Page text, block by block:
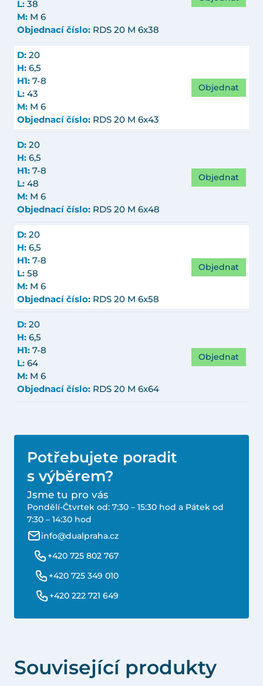
L: 38
M: M 6
Objednací číslo: RDS 20 M 6x38
D: 20
H: 6,5
H1: 7-8
L: 43
M: M 6
Objednací číslo: RDS 20 M 6x43
Objednat
D: 20
H: 6,5
H1: 7-8
L: 48
M: M 6
Objednací číslo: RDS 20 M 6x48
Objednat
D: 20
H: 6,5
H1: 7-8
L: 58
M: M 6
Objednací číslo: RDS 20 M 6x58
Objednat
D: 20
H: 6,5
H1: 7-8
L: 64
M: M 6
Objednací číslo: RDS 20 M 6x64
Objednat
Potřebujete poradit
s výběrem?
Jsme tu pro vás
Pondělí-Čtvrtek od: 7:30 – 15:30 hod a Pátek od
7:30 – 14:30 hod
info@dualpraha.cz
+420 725 802 767
+420 725 349 010
+420 222 721 649
Související produkty